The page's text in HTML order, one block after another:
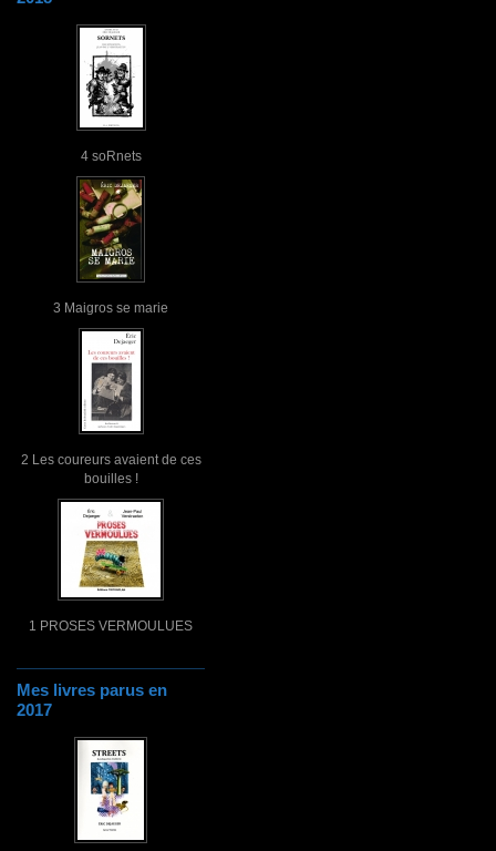
4 soRnets
3 Maigros se marie
2 Les coureurs avaient de ces
bouilles !
1 PROSES VERMOULUES
Mes livres parus en
2017